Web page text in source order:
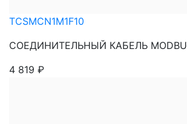
TCSMCN1M1F10
СОЕДИНИТЕЛЬНЫЙ КАБЕЛЬ
4 819 ₽